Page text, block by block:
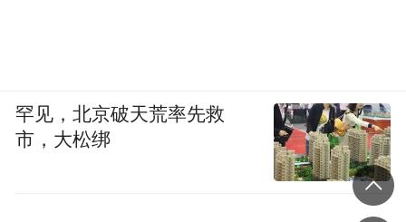
罕见，北京破天荒率先救
市，大松绑